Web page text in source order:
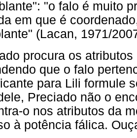
"o falo é muito
em que é
(Lacan, 1971/
procura os
que o falo
para Lili formule
Preciado não o
o nos atributos da
à potência fálica.